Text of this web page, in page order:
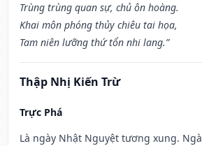
Trùng trùng quan sự, chủ ôn hoàng.
Khai môn phóng thủy chiêu tai họa,
Tam niên lưỡng thứ tổn nhi lang.”
Thập Nhị Kiến Trừ
Trực Phá
Là ngày Nhật Nguyệt tương xung.